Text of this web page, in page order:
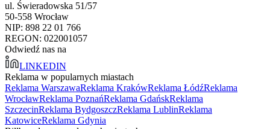
ul. Świeradowska 51/57
50-558 Wrocław
NIP: 898 22 01 766
REGON: 022001057
Odwiedź nas na
LINKEDIN
Reklama w popularnych miastach
Reklama WarszawaReklama KrakówReklama ŁódźReklama
WrocławReklama PoznańReklama GdańskReklama
SzczecinReklama BydgoszczReklama LublinReklama
KatowiceReklama Gdynia